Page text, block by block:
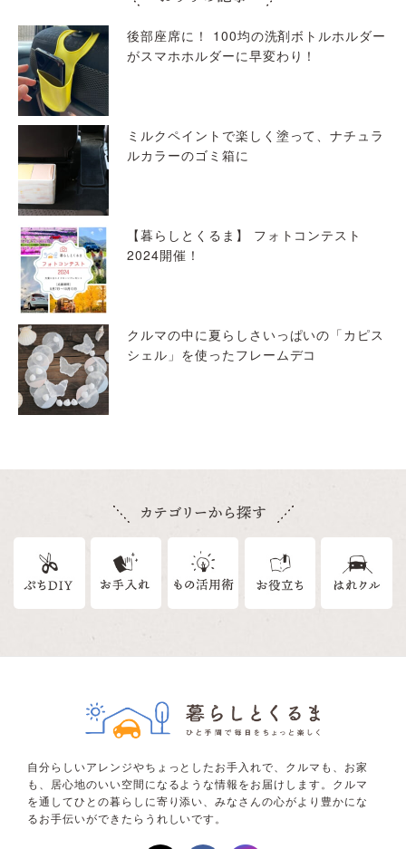
後部座席に！ 100均の洗剤ボトルホルダー
がスマホホルダーに早変わり！
ミルクペイントで楽しく塗って、ナチュラ
ルカラーのゴミ箱に
【暮らしとくるま】 フォトコンテスト
2024開催！
クルマの中に夏らしさいっぱいの「カピス
シェル」を使ったフレームデコ
自分らしいアレンジやちょっとしたお手入れで、クルマも、お家
も、居心地のいい空間になるような情報をお届けします。クルマ
を通してひとの暮らしに寄り添い、みなさんの心がより豊かにな
るお手伝いができたらうれしいです。